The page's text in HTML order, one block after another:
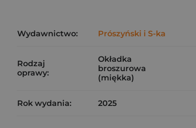
Wydawnictwo: Prószyński i S-ka
Rodzaj
oprawy:
Okładka
broszurowa
(miękka)
Rok wydania: 2025